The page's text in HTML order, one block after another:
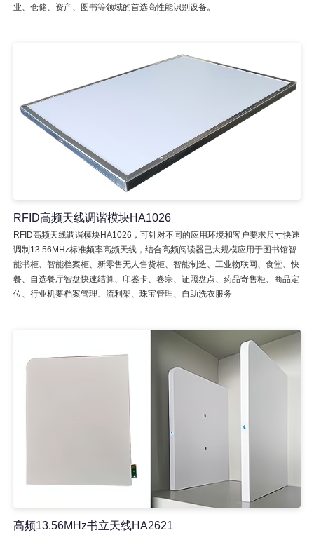
业、仓储、资产、图书等领域的首选高性能识别设备。
RFID高频天线调谐模块HA1026
RFID高频天线调谐模块HA1026，可针对不同的应用环境和客户要求尺寸快速
调制13.56MHz标准频率高频天线，结合高频阅读器已大规模应用于图书馆智
能书柜、智能档案柜、新零售无人售货柜、智能制造、工业物联网、食堂、快
餐、自选餐厅智盘快速结算、印鉴卡、卷宗、证照盘点、药品寄售柜、商品定
位、行业机要档案管理、流利架、珠宝管理、自助洗衣服务
高频13.56MHz书立天线HA2621